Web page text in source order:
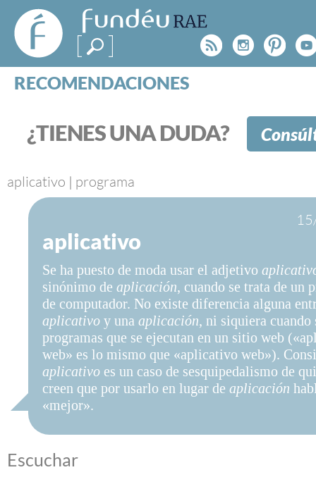
FundéuRAE
- Fundación
del Español
Urgente
Rss
RECOMENDACIONES
CATEGORÍAS
ESPECIALES
BLOG
NOTICIAS
SOBRE LA FUNDÉURAE
FundéuRAE es una fundación patrocinada por la
y la Real Academia Española, cuyo objetivo es
el buen uso del español en los medios de
Internet.
¿TIENES UNA DUDA?
aplicativo | programa
aplicativo
Se ha puesto de moda usar el adjetivo
sinónimo de aplicación, cuando se trata de un
de computador. No existe diferencia alguna
aplicativo y una aplicación, ni siquiera cuando
programas que se ejecutan en un sitio web
web» es lo mismo que «aplicativo web»).
aplicativo es un caso de sesquipedalismo de
creen que por usarlo en lugar de aplicación
«mejor».
Escuchar